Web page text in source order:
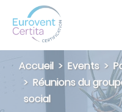
Accueil Events
Réunions du
social